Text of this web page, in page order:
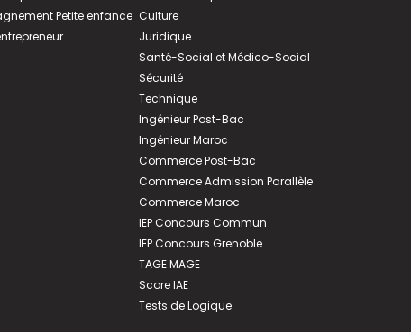
Petite enfance Culture
Juridique
Santé-Social et Médico-Social
Sécurité
Technique
Ingénieur Post-Bac
Ingénieur Maroc
Commerce Post-Bac
Commerce Admission Parallèle
Commerce Maroc
IEP Concours Commun
IEP Concours Grenoble
TAGE MAGE
Score IAE
Tests de Logique